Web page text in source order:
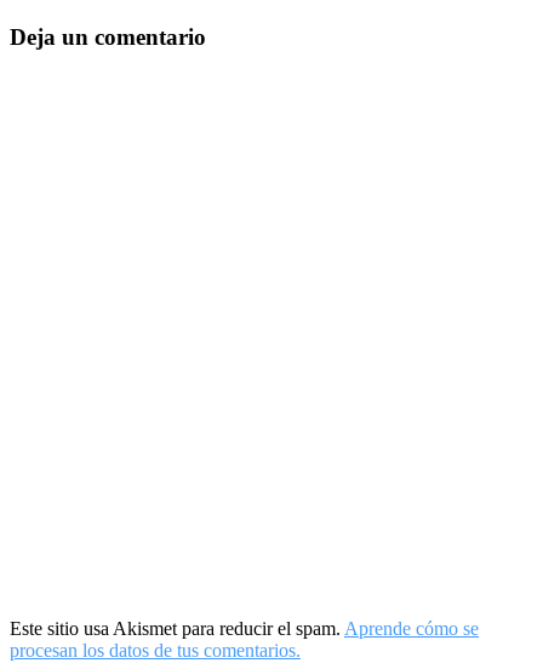
Deja un comentario
Este sitio usa Akismet para reducir el spam. Aprende cómo se
procesan los datos de tus comentarios.